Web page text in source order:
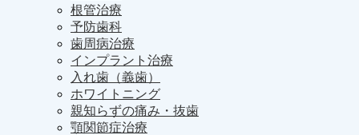
根管治療
予防歯科
歯周病治療
インプラント治療
入れ歯（義歯）
ホワイトニング
親知らずの痛み・抜歯
顎関節症治療